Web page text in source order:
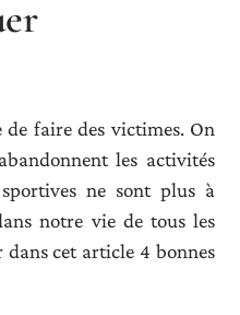
de faire des victimes. On
les activités
ne sont plus à
notre vie de tous les
dans cet article 4 bonnes